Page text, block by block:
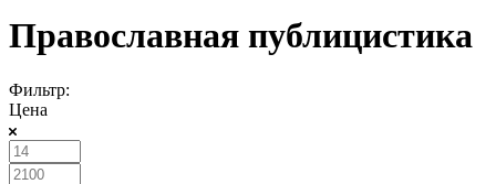
Православная публицистика
Фильтр:
Цена